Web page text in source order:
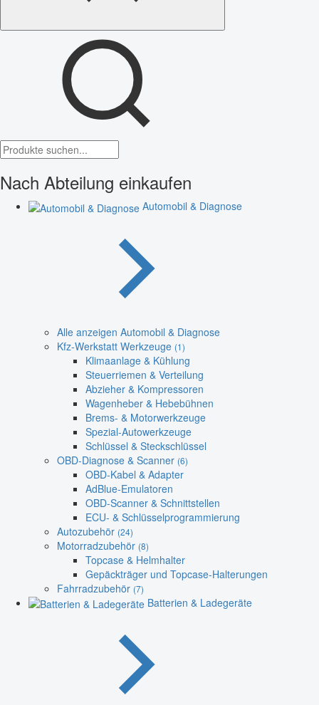
Nach Abteilung einkaufen
Automobil & Diagnose
Alle anzeigen Automobil & Diagnose
Kfz-Werkstatt Werkzeuge (1)
Klimaanlage & Kühlung
Steuerriemen & Verteilung
Abzieher & Kompressoren
Wagenheber & Hebebühnen
Brems- & Motorwerkzeuge
Spezial-Autowerkzeuge
Schlüssel & Steckschlüssel
OBD-Diagnose & Scanner (6)
OBD-Kabel & Adapter
AdBlue-Emulatoren
OBD-Scanner & Schnittstellen
ECU- & Schlüsselprogrammierung
Autozubehör (24)
Motorradzubehör (8)
Topcase & Helmhalter
Gepäckträger und Topcase-Halterungen
Fahrradzubehör (7)
Batterien & Ladegeräte